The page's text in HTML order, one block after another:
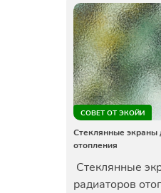
СОВЕТ ОТ ЭКОЙИ
Стеклянные экраны
отопления
Стеклянные
радиаторов